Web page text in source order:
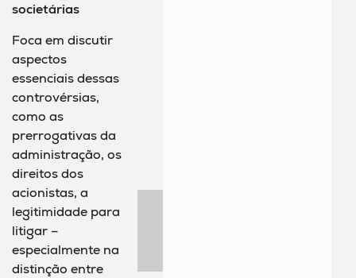
societárias
Foca em discutir
aspectos
essenciais dessas
controvérsias,
como as
prerrogativas da
administração, os
direitos dos
acionistas, a
legitimidade para
litigar –
especialmente na
distinção entre